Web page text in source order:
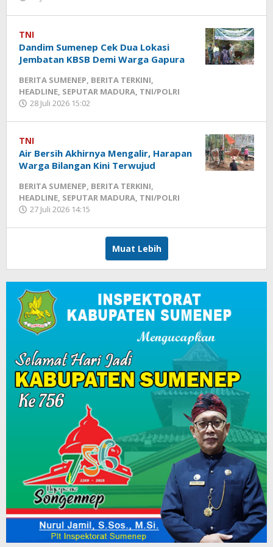
TNI
Dandim Sumenep Cek Dua Lokasi
Jembatan KBSB Demi Warga Gapura
BERITA SUMENEP, BERITA TERKINI,
HEADLINE, SEPUTAR MADURA, TNI/POLRI
28 Juli 2026 15:02
TNI
Air Bersih Akhirnya Mengalir, Harapan
Warga Bilangan Kini Terwujud
BERITA SUMENEP, BERITA TERKINI,
HEADLINE, SEPUTAR MADURA, TNI/POLRI
27 Juli 2026 14:15
Muat Lebih